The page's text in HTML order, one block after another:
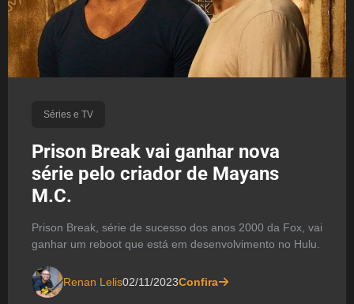
Séries e TV
Prison Break vai ganhar nova
série pelo criador de Mayans
M.C.
Prison Break, série de sucesso dos anos 2000 da Fox, vai
ganhar um reboot que está em desenvolvimento no Hulu.
Renan Lelis02/11/2023Confira